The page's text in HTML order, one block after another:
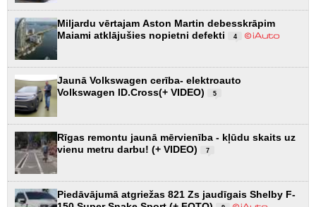
Miljardu vērtajam Aston Martin debesskrāpim
Maiami atklājušies nopietni defekti
4
Jaunā Volkswagen cerība- elektroauto
Volkswagen ID.Cross(+ VIDEO)
5
Rīgas remontu jaunā mērvienība - kļūdu skaits uz
vienu metru darbu! (+ VIDEO)
7
Piedāvājumā atgriežas 821 Zs jaudīgais Shelby F-